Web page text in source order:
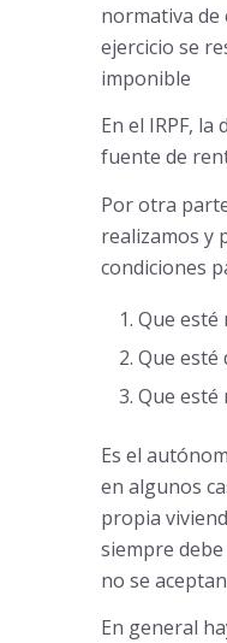
normativa
ejercicio se
imponible
En el IRPF,
fuente de
Por otra
realizamos y
condiciones
Que esté
Que esté
Que
Es el
en algunos
propia
siempre
no se
En general